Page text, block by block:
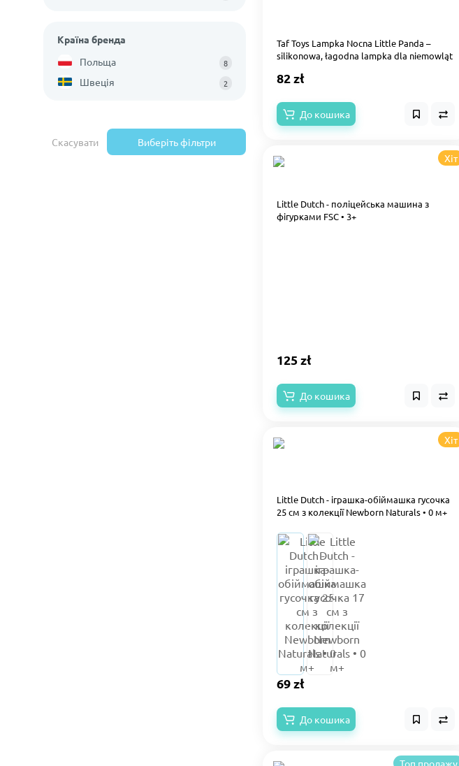
Країна бренда
Польща
8
Швеція 2
Скасувати Виберіть фільтри
Taf Toys Lampka Nocna Little Panda –
silikonowa, łagodna lampka dla niemowląt
82 zł
До кошика
Хіт
Little Dutch - поліцейська машина з
фігурками FSC • 3+
125 zł
До кошика
Хіт
Little Dutch - іграшка-обіймашка гусочка
25 см з колекції Newborn Naturals • 0 м+
69 zł
До кошика
Топ продажу